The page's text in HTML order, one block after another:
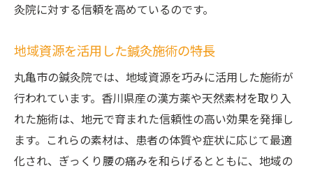
灸院に対する信頼を高めているのです。
地域資源を活用した鍼灸施術の特長
丸亀市の鍼灸院では、地域資源を巧みに活用した施術が
行われています。香川県産の漢方薬や天然素材を取り入
れた施術は、地元で育まれた信頼性の高い効果を発揮し
ます。これらの素材は、患者の体質や症状に応じて最適
化され、ぎっくり腰の痛みを和らげるとともに、地域の